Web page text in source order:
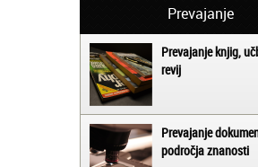
Prevajanje
Prevajanje knjig,
revij
Prevajanje
področja znanosti